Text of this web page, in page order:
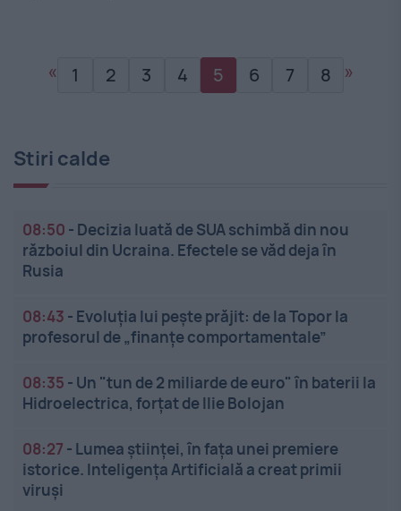
« 1 2 3 4 5 6 7 8 »
Stiri calde
08:50 - Decizia luată de SUA schimbă din nou
războiul din Ucraina. Efectele se văd deja în
Rusia
08:43 - Evoluția lui pește prăjit: de la Topor la
profesorul de „finanțe comportamentale”
08:35 - Un "tun de 2 miliarde de euro" în baterii la
Hidroelectrica, forțat de Ilie Bolojan
08:27 - Lumea științei, în fața unei premiere
istorice. Inteligența Artificială a creat primii
viruși